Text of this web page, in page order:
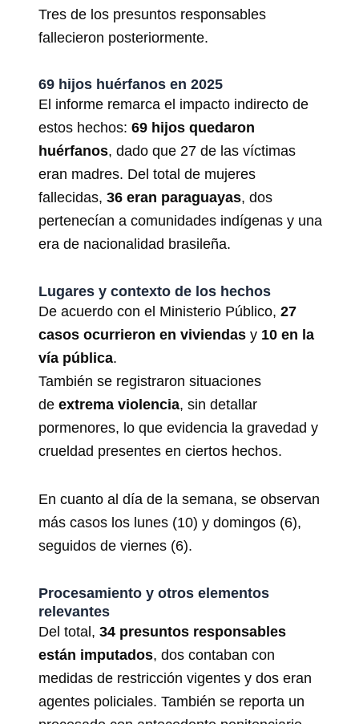
Tres de los presuntos responsables
fallecieron posteriormente.
69 hijos huérfanos en 2025
El informe remarca el impacto indirecto de
estos hechos: 69 hijos quedaron
huérfanos, dado que 27 de las víctimas
eran madres. Del total de mujeres
fallecidas, 36 eran paraguayas, dos
pertenecían a comunidades indígenas y una
era de nacionalidad brasileña.
Lugares y contexto de los hechos
De acuerdo con el Ministerio Público, 27
casos ocurrieron en viviendasy 10 en la
vía pública.
También se registraron situaciones
de extrema violencia, sin detallar
pormenores, lo que evidencia la gravedad y
crueldad presentes en ciertos hechos.
En cuanto al día de la semana, se observan
más casos los lunes (10) y domingos (6),
seguidos de viernes (6).
Procesamiento y otros elementos
relevantes
Del total, 34 presuntos responsables
están imputados, dos contaban con
medidas de restricción vigentes y dos eran
agentes policiales. También se reporta un